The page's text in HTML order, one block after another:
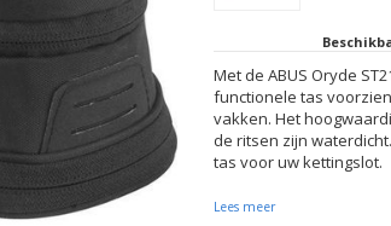
Met de ABUS Oryde
functionele tas
vakken. Het
de ritsen zijn
tas voor uw kettingslot.
Lees meer